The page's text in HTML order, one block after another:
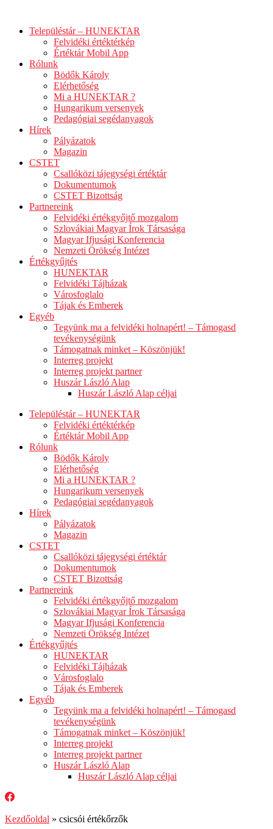
tartalomhozTelepüléstár – HUNEKTAR
Felvidéki értéktérkép
Értéktár Mobil App
Rólunk
Bödők Károly
Elérhetőség
Mi a HUNEKTAR ?
Hungarikum versenyek
Pedagógiai segédanyagok
Hírek
Pályázatok
Magazin
CSTET
Csallóközi tájegységi értéktár
Dokumentumok
CSTET Bizottság
Partnereink
Felvidéki értékgyőjtő mozgalom
Szlovákiai Magyar Írok Társasága
Magyar Ifjusági Konferencia
Nemzeti Örökség Intézet
Értékgyűjtés
HUNEKTAR
Felvidéki Tájházak
Városfoglalo
Tájak és Emberek
Egyéb
Tegyünk ma a felvidéki holnapért! – Támogasd
tevékenységünk
Támogatnak minket – Köszönjük!
Interreg projekt
Interreg projekt partner
Huszár László Alap
Huszár László Alap céljai
Településtár – HUNEKTAR
Felvidéki értéktérkép
Értéktár Mobil App
Rólunk
Bödők Károly
Elérhetőség
Mi a HUNEKTAR ?
Hungarikum versenyek
Pedagógiai segédanyagok
Hírek
Pályázatok
Magazin
CSTET
Csallóközi tájegységi értéktár
Dokumentumok
CSTET Bizottság
Partnereink
Felvidéki értékgyőjtő mozgalom
Szlovákiai Magyar Írok Társasága
Magyar Ifjusági Konferencia
Nemzeti Örökség Intézet
Értékgyűjtés
HUNEKTAR
Felvidéki Tájházak
Városfoglalo
Tájak és Emberek
Egyéb
Tegyünk ma a felvidéki holnapért! – Támogasd
tevékenységünk
Támogatnak minket – Köszönjük!
Interreg projekt
Interreg projekt partner
Huszár László Alap
Huszár László Alap céljai
Kezdőoldal » csicsói értékőrzők